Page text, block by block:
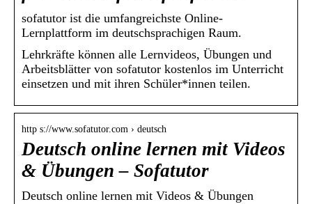
sofatutor ist die umfangreichste Online-
Lernplattform im deutschsprachigen Raum.
Lehrkräfte können alle Lernvideos, Übungen und
Arbeitsblätter von sofatutor kostenlos im Unterricht
einsetzen und mit ihren Schüler*innen teilen.
http s://www.sofatutor.com › deutsch
Deutsch online lernen mit Videos
& Übungen – Sofatutor
Deutsch online lernen mit Videos & Übungen